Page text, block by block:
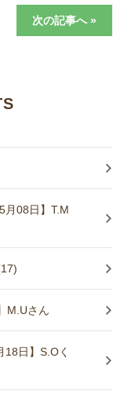
次の記事へ »
月08日】T.M
M.Uさん
日】S.Oく